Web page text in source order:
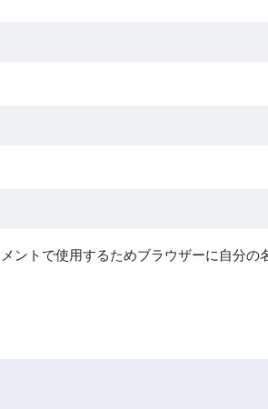
ントで使用するためブラウザーに自分の